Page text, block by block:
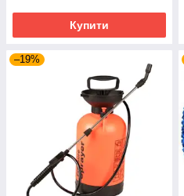
Купити
–19%